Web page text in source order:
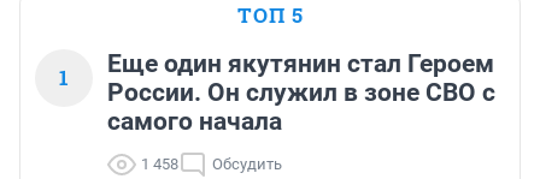
ТОП 5
1
Еще один якутянин стал Героем
России. Он служил в зоне СВО с
самого начала
1 458 Обсудить